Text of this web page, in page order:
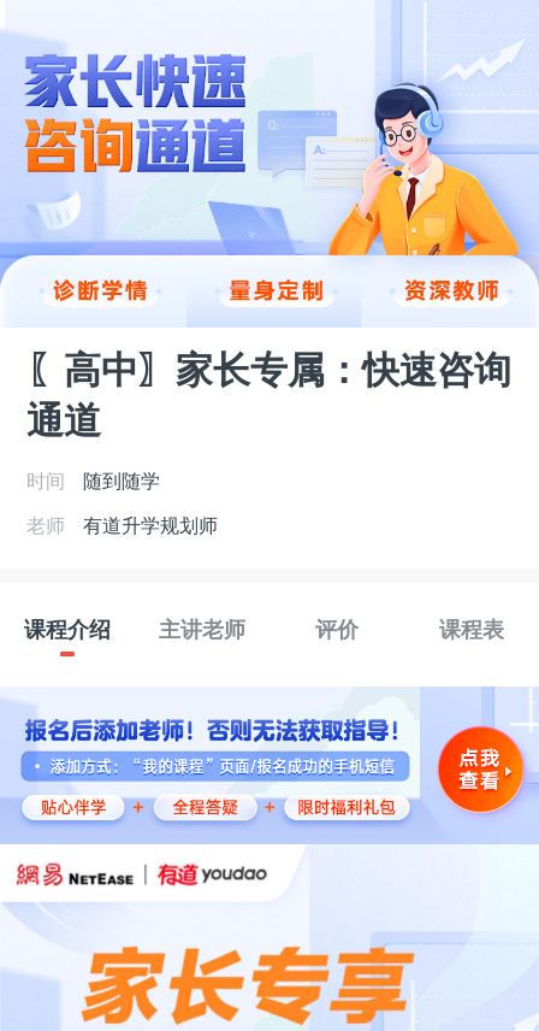
〖高中〗家长专属：快速咨询
通道
时间
随到随学
老师
有道升学规划师
课程介绍 主讲老师 评价 课程表